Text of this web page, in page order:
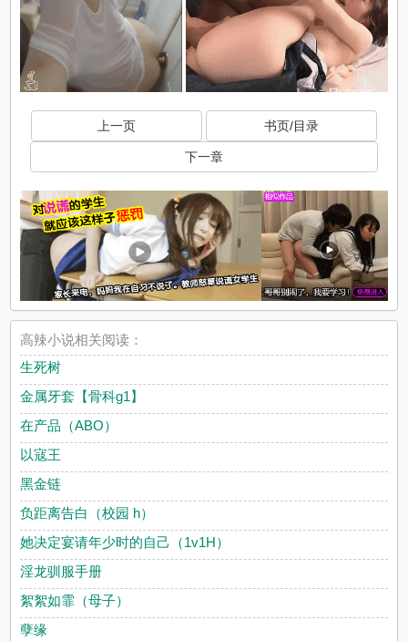
上一页 书页/目录
下一章
高辣小说相关阅读：
生死树
金属牙套【骨科g1】
在产品（ABO）
以寇王
黑金链
负距离告白（校园 h）
她决定宴请年少时的自己（1v1H）
淫龙驯服手册
絮絮如霏（母子）
孽缘